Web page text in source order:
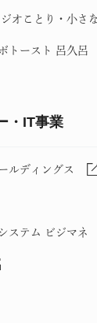
オことり・小さ
トースト 呂久呂
・IT事業
ルディングス
ステム ビジマネ